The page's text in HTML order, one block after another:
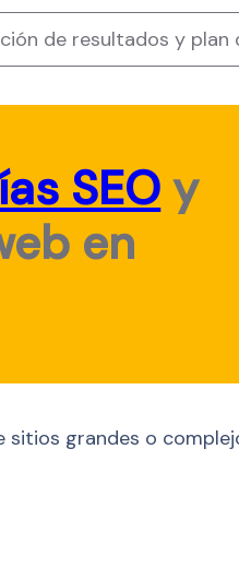
de resultados y plan
SEO y
en
sitios grandes o